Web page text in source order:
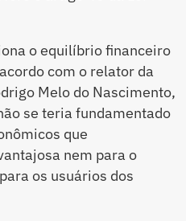
o equilíbrio financeiro
com o relator da
Melo do Nascimento,
se teria fundamentado
que
nem para o
os usuários dos